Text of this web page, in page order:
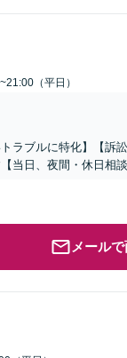
（平日）
ラブルに特化】【訴
当日、夜間・休日相談
メール